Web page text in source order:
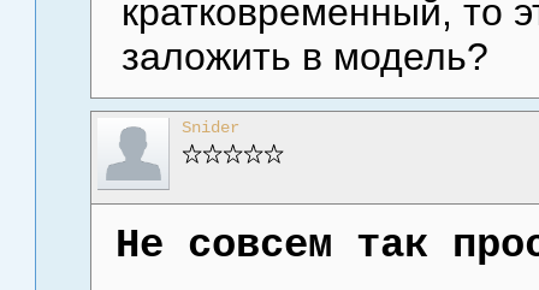
кратковременный, то
заложить в модель?
Snider
Не совсем так